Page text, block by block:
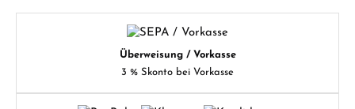
Überweisung / Vorkasse
3 % Skonto bei Vorkasse